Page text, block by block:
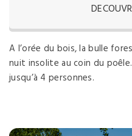
A l’orée du bois, la bulle
nuit insolite au coin du
jusqu’à 4 personnes.